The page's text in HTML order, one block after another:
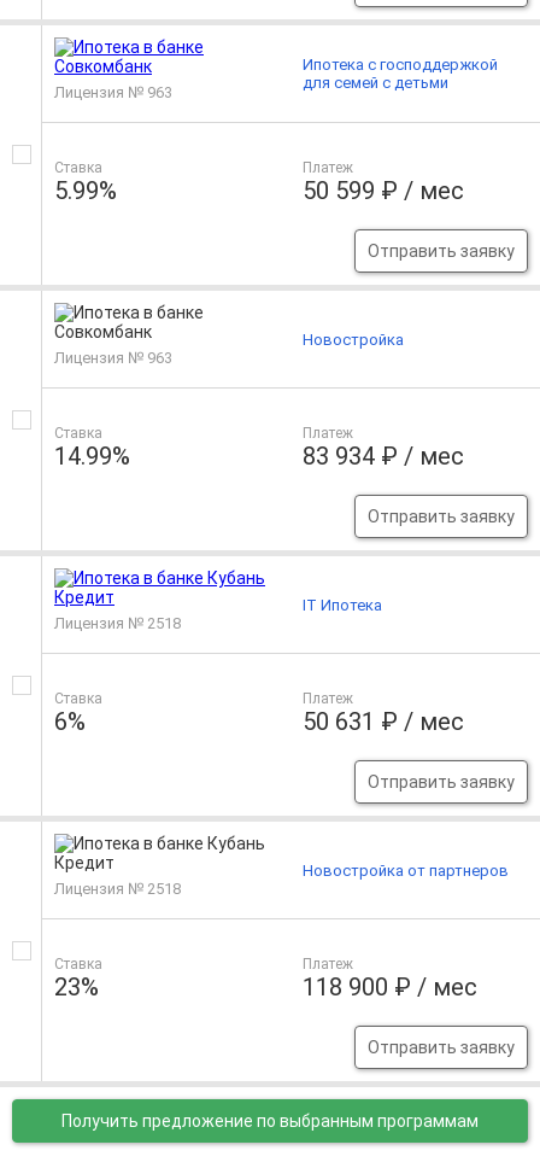
Лицензия № 963
Ставка
5.99%
Платеж
50 599 ₽ / мес
Отправить заявку
Ипотека с господдержкой
для семей с детьми
Лицензия № 963
Ставка
14.99%
Платеж
83 934 ₽ / мес
Отправить заявку
Новостройка
Лицензия № 2518
Ставка
6%
Платеж
50 631 ₽ / мес
Отправить заявку
IT Ипотека
Лицензия № 2518
Ставка
23%
Платеж
118 900 ₽ / мес
Отправить заявку
Новостройка от партнеров
Получить предложение по выбранным программам